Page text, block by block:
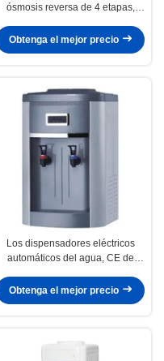
ósmosis reversa de 4 etapas,
frío de 220 voltios
Obtenga el mejor precio
Los dispensadores eléctricos
automáticos del agua, CE de
agua certificaron
Obtenga el mejor precio